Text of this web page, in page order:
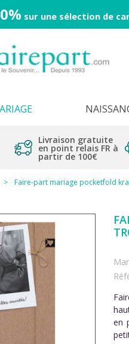
sur une sélection de
Livraison gratuite
en point relais FR à
partir de 100€
Faire-part mariage pocketfold
en